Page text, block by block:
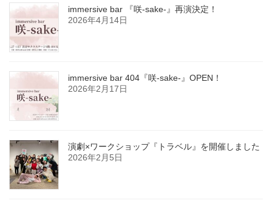
immersive bar 『咲-sake-』再演決定！
2026年4月14日
immersive bar 404『咲-sake-』OPEN！
2026年2月17日
演劇×ワークショップ『トラベル』を開催しました
2026年2月5日